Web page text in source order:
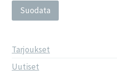
Suodata
Tarjoukset
Uutiset